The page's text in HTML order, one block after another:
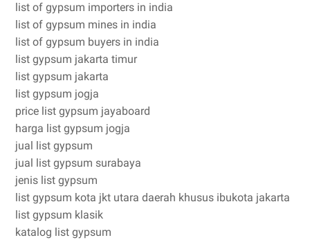
list of gypsum importers in india
list of gypsum mines in india
list of gypsum buyers in india
list gypsum jakarta timur
list gypsum jakarta
list gypsum jogja
price list gypsum jayaboard
harga list gypsum jogja
jual list gypsum
jual list gypsum surabaya
jenis list gypsum
list gypsum kota jkt utara daerah khusus ibukota jakarta
list gypsum klasik
katalog list gypsum